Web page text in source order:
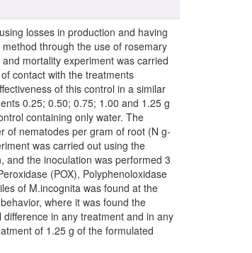
losses in production and having
through the use of rosemary
mortality experiment was carried
contact with the treatments
of this control in a similar
0.25; 0.50; 0.75; 1.00 and 1.25 g
containing only water. The
of nematodes per gram of root (N g-
was carried out using the
and the inoculation was performed 3
(POX), Polyphenoloxidase
of M.incognita was found at the
where it was found the
in any treatment and in any
of 1.25 g of the formulated